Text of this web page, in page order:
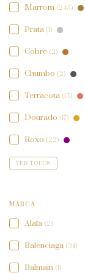
Marrom (245)
Prata (1)
Cobre (2)
Chumbo (2)
Terracota (15)
Dourado (17)
Roxo (22)
VER TODOS
MARCA
Alaïa (2)
Balenciaga (34)
Balmain (1)